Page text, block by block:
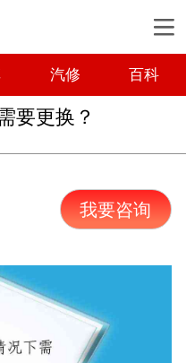
汽修 百科
要更换？
我要咨询